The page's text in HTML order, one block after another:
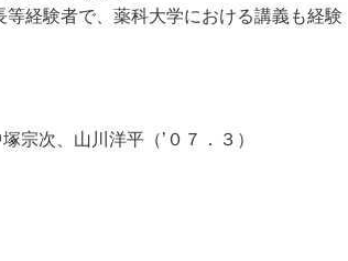
経験者で、薬科大学における講義も経験
宗次、山川洋平（’０７．３）